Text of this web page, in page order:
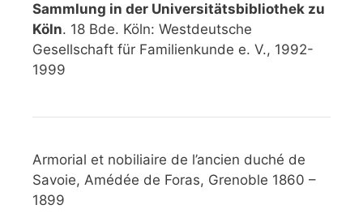
Sammlung in der Universitätsbibliothek zu
Köln. 18 Bde. Köln: Westdeutsche
Gesellschaft für Familienkunde e. V., 1992-
1999
Armorial et nobiliaire de l’ancien duché de
Savoie, Amédée de Foras, Grenoble 1860 –
1899